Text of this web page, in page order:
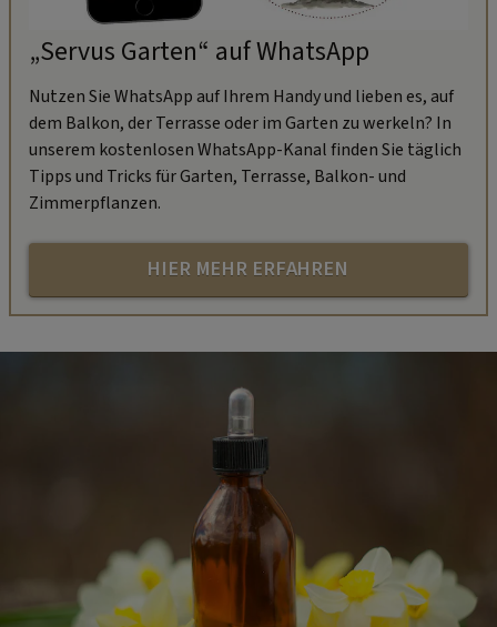
„Servus Garten“ auf WhatsApp
Nutzen Sie WhatsApp auf Ihrem Handy und lieben es, auf
dem Balkon, der Terrasse oder im Garten zu werkeln? In
unserem kostenlosen WhatsApp-Kanal finden Sie täglich
Tipps und Tricks für Garten, Terrasse, Balkon- und
Zimmerpflanzen.
HIER MEHR ERFAHREN